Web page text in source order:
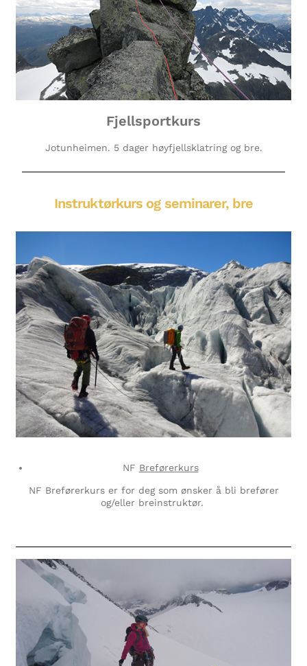
Fjellsportkurs
Jotunheimen. 5 dager høyfjellsklatring og bre.
Instruktørkurs og seminarer, bre
NF Breførerkurs
NF Breførerkurs er for deg som ønsker å bli brefører
og/eller breinstruktør.